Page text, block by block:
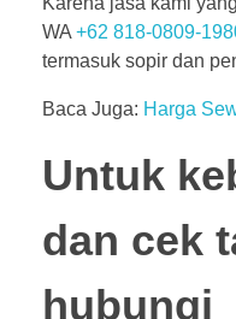
WA +62 818-0809-
termasuk sopir dan
Baca Juga: Harga
Untuk
dan cek
hubungi